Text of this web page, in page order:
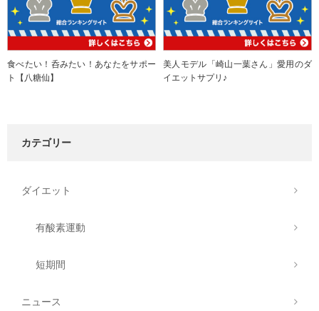
食べたい！呑みたい！あなたをサポー
ト【八糖仙】
美人モデル「崎山一葉さん」愛用のダ
イエットサプリ♪
カテゴリー
ダイエット
有酸素運動
短期間
ニュース